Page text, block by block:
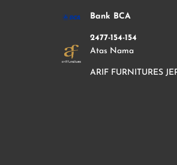
Bank BCA
2477-154-154
Atas Nama
ARIF FURNITURES